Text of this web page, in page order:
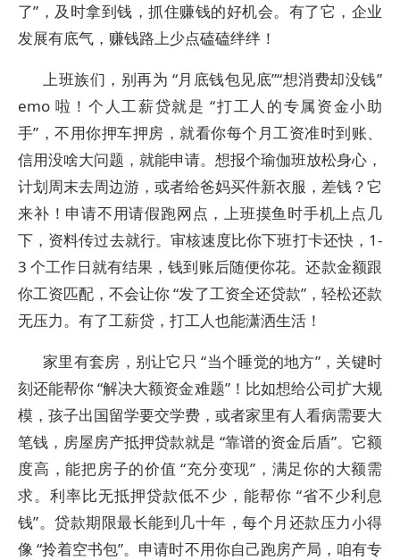
了”，及时拿到钱，抓住赚钱的好机会。有了它，企业
发展有底气，赚钱路上少点磕磕绊绊！
上班族们，别再为 “月底钱包见底”“想消费却没钱”
emo 啦！个人工薪贷就是 “打工人的专属资金小助
手”，不用你押车押房，就看你每个月工资准时到账、
信用没啥大问题，就能申请。想报个瑜伽班放松身心，
计划周末去周边游，或者给爸妈买件新衣服，差钱？它
来补！申请不用请假跑网点，上班摸鱼时手机上点几
下，资料传过去就行。审核速度比你下班打卡还快，1-
3 个工作日就有结果，钱到账后随便你花。还款金额跟
你工资匹配，不会让你 “发了工资全还贷款”，轻松还款
无压力。有了工薪贷，打工人也能潇洒生活！
家里有套房，别让它只 “当个睡觉的地方”，关键时
刻还能帮你 “解决大额资金难题”！比如想给公司扩大规
模，孩子出国留学要交学费，或者家里有人看病需要大
笔钱，房屋房产抵押贷款就是 “靠谱的资金后盾”。它额
度高，能把房子的价值 “充分变现”，满足你的大额需
求。利率比无抵押贷款低不少，能帮你 “省不少利息
钱”。贷款期限最长能到几十年，每个月还款压力小得
像 “拎着空书包”。申请时不用你自己跑房产局，咱有专